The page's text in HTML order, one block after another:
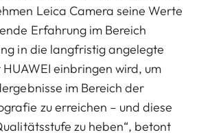
Leica Camera seine Werte
Erfahrung im Bereich
in die langfristig angelegte
einbringen wird, um
im Bereich der
zu erreichen – und diese
zu heben“, betont